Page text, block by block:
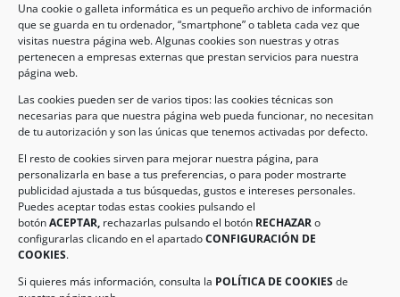
Una cookie o galleta informática es un pequeño archivo de información
que se guarda en tu ordenador, “smartphone” o tableta cada vez que
visitas nuestra página web. Algunas cookies son nuestras y otras
pertenecen a empresas externas que prestan servicios para nuestra
página web.
Las cookies pueden ser de varios tipos: las cookies técnicas son
necesarias para que nuestra página web pueda funcionar, no necesitan
de tu autorización y son las únicas que tenemos activadas por defecto.
El resto de cookies sirven para mejorar nuestra página, para
personalizarla en base a tus preferencias, o para poder mostrarte
publicidad ajustada a tus búsquedas, gustos e intereses personales.
Puedes aceptar todas estas cookies pulsando el
botónACEPTAR, rechazarlas pulsando el botón RECHAZARo
configurarlas clicando en el apartadoCONFIGURACIÓN DE
COOKIES.
Si quieres más información, consulta la POLÍTICA DE COOKIESde
Legal
AVISO LEGAL
POLÍTICA DE COOKIES
Información de Contacto
Dirección:
Navas de Jorquera – Albacete (España)